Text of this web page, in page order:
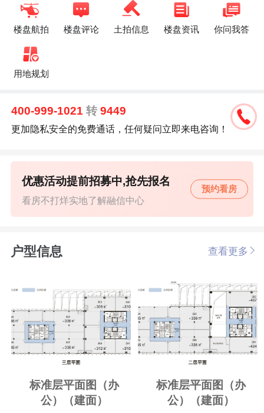
楼盘航拍 楼盘评论 土拍信息 楼盘资讯 你问我答
用地规划
400-999-1021转 9449
更加隐私安全的免费通话，任何疑问立即来电咨询！
看房不打烊实地了解融信中心
优惠活动提前招募中,抢先报名
预约看房
户型信息 查看更多
标准层平面图（办
公）（建面）
标准层平面图（办
公）（建面）